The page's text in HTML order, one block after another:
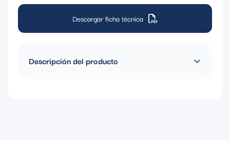
Descargar ficha técnica
Descripción del producto